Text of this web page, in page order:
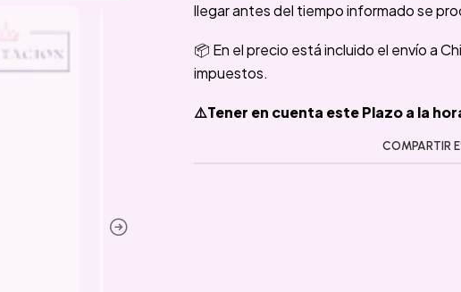
llegar antes del tiempo informado se
📦 En el precio está incluido el envío a
impuestos.
⚠️Tener en cuenta este Plazo a la
COMPARTIR